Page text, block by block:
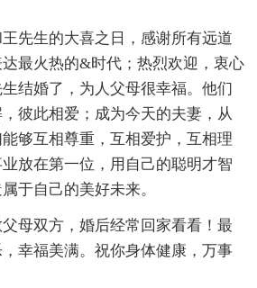
先生的大喜之日，感谢所有远道
最火热的&时代；热烈欢迎，衷心
结婚了，为人父母很幸福。他们
彼此相爱；成为今天的夫妻，从
够互相尊重，互相爱护，互相理
放在第一位，用自己的聪明才智
于自己的美好未来。
母双方，婚后经常回家看看！最
幸福美满。祝你身体健康，万事